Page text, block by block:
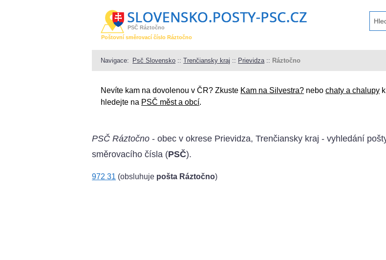
PSČ Ráztočno
Poštovní směrovací číslo Ráztočno
Navigace: Psč Slovensko ::Trenčiansky kraj :: Prievidza :: Ráztočno
Nevíte kam na dovolenou v ČR? Zkuste Kam na Silvestra? nebochaty a chalupy
hledejte na PSČ měst a obcí.
PSČ Ráztočno - obec v okrese Prievidza, Trenčiansky kraj - vyhledání
směrovacího čísla (PSČ).
972 31 (obsluhuje pošta Ráztočno)